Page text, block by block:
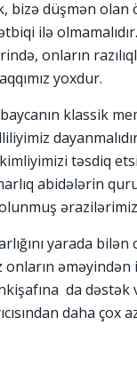
bizə düşmən
ilə
onların
yoxdur.
klassik
təsdiq
abidələrin
yarada
da
daha